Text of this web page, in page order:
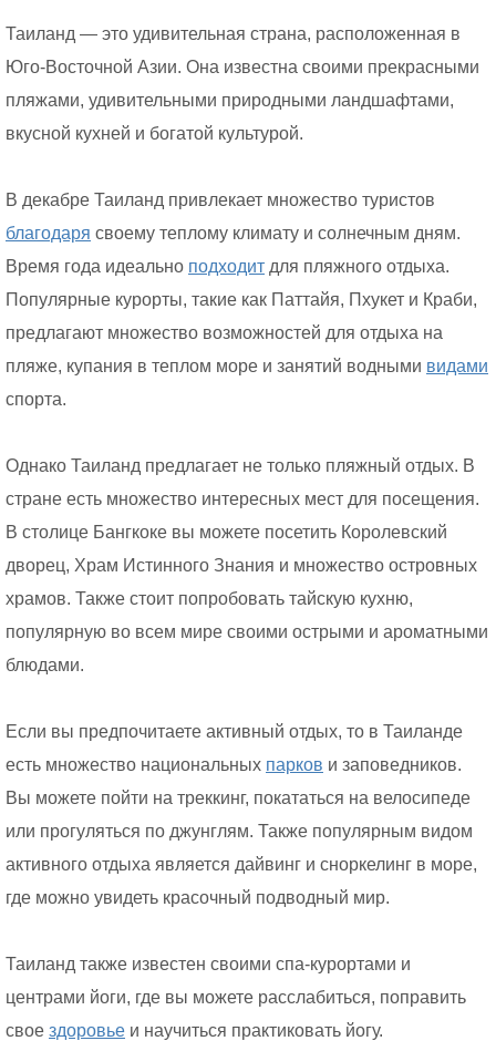
Таиланд — это удивительная страна, расположенная в
Юго-Восточной Азии. Она известна своими прекрасными
пляжами, удивительными природными ландшафтами,
вкусной кухней и богатой культурой.
В декабре Таиланд привлекает множество туристов
благодаря своему теплому климату и солнечным дням.
Время года идеально подходит для пляжного отдыха.
Популярные курорты, такие как Паттайя, Пхукет и Краби,
предлагают множество возможностей для отдыха на
пляже, купания в теплом море и занятий водными видами
спорта.
Однако Таиланд предлагает не только пляжный отдых. В
стране есть множество интересных мест для посещения.
В столице Бангкоке вы можете посетить Королевский
дворец, Храм Истинного Знания и множество островных
храмов. Также стоит попробовать тайскую кухню,
популярную во всем мире своими острыми и ароматными
блюдами.
Если вы предпочитаете активный отдых, то в Таиланде
есть множество национальных парков и заповедников.
Вы можете пойти на треккинг, покататься на велосипеде
или прогуляться по джунглям. Также популярным видом
активного отдыха является дайвинг и сноркелинг в море,
где можно увидеть красочный подводный мир.
Таиланд также известен своими спа-курортами и
центрами йоги, где вы можете расслабиться, поправить
свое здоровье и научиться практиковать йогу.